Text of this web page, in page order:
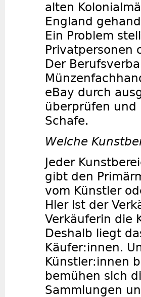
alten
England
Ein Problem
Privatpersonen
Der
eBay durch
überprüfen und
Schafe.
Welche
Jeder
gibt den
vom Künstler
Hier ist der
Verkäuferin die
Deshalb liegt
Käufer:innen.
Künstler:innen
bemühen sich
Sammlungen